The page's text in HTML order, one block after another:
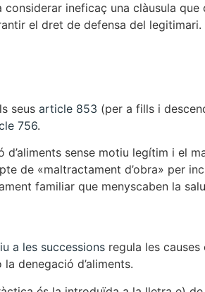
considerar ineficaç una clàusula
el dret de defensa del legitimari.
seus article 853 (per a fills i
756.
sense motiu legítim i el
de «maltractament d’obra» per
familiar que menyscaben la
a les successions regula les
denegació d’aliments.